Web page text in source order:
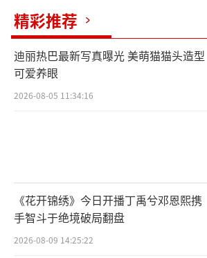
精彩推荐
迪丽热巴最新写真曝光 美萌猫猫头造型
可爱养眼
2026-08-05 11:34:16
《花开锦绣》今日开播丁禹兮邓恩熙携
手智斗于绝境破局翻盘
2026-08-09 14:25:22